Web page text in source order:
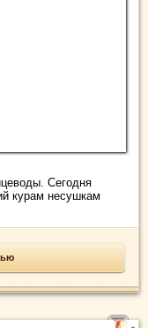
Сегодня
курам несушкам